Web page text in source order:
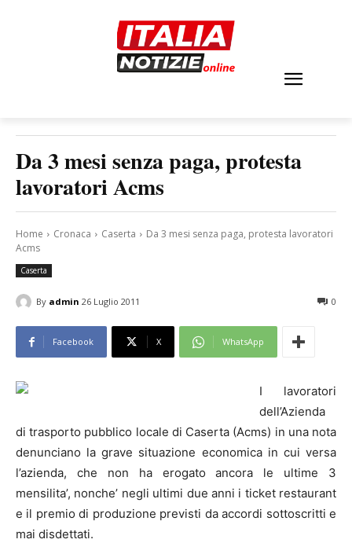
Da 3 mesi senza paga, protesta
lavoratori Acms
Home Cronaca Caserta
Da 3 mesi senza paga, protesta lavoratori
Acms
Caserta
By admin 26 Luglio 2011 0
Facebook X WhatsApp
I lavoratori
dell’Azienda
di trasporto pubblico locale di Caserta (Acms) in una nota
denunciano la grave situazione economica in cui versa
l’azienda, che non ha erogato ancora le ultime 3
mensilita’, nonche’ negli ultimi due anni i ticket restaurant
e il premio di produzione previsti da accordi sottoscritti e
mai disdettati.